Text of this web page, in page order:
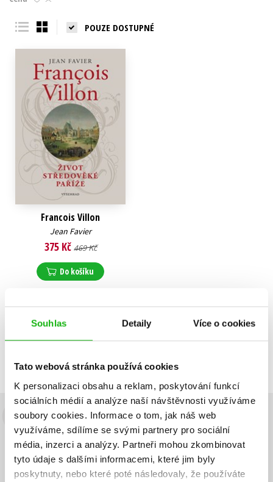
Souhlas Detaily Více o cookies
Tato webová stránka používá cookies
K personalizaci obsahu a reklam, poskytování funkcí
sociálních médií a analýze naší návštěvnosti využíváme
soubory cookies. Informace o tom, jak náš web
využíváme, sdílíme se svými partnery pro sociální
média, inzerci a analýzy. Partneři mohou zkombinovat
tyto údaje s dalšími informacemi, které jim byly
poskytnuty, nebo které poté následovaly, že používáte
Young adult (SK)
POUZE DOSTUPNÉ
Francois Villon
Jean Favier
375 Kč 469 Kč
Do košíku
Zobraz záznamů
Budete to vědět jako první!
Zajímá Vás, jaký knižní hit právě vychází, na jaké zboží je výhodná
sleva, jaká běží soutěž o ceny? Přihlášením k odběru našich e-
mailových novineksouhlasíte se zpracováním osobních údajů.